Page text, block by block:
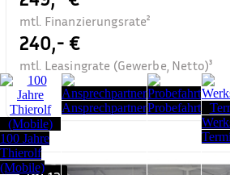
mtl. Finanzierungsrate²
240,- €
mtl. Leasingrate (Gewerbe, Netto)³
100 Jahre
Thierolf
(Mobile)
AnsprechpartnerProbefahrt